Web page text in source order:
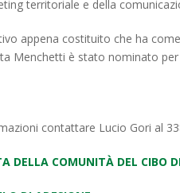
territoriale e della
appena costituito che ha
Menchetti è stato nominato
contattare Lucio Gori al
DELLA COMUNITÀ DEL CIBO